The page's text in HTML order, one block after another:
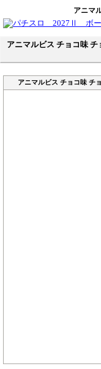
アニマ
アニマルビス チョコ味
アニマルビス チョコ味 チ